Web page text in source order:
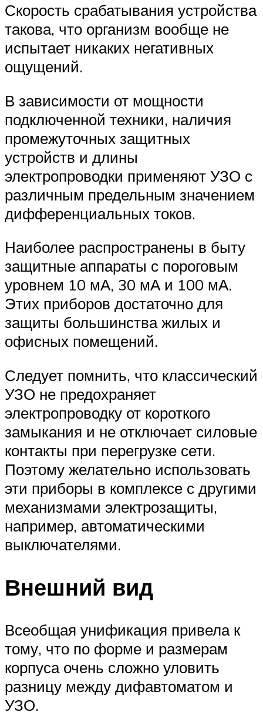
Скорость срабатывания устройства
такова, что организм вообще не
испытает никаких негативных
ощущений.
В зависимости от мощности
подключенной техники, наличия
промежуточных защитных
устройств и длины
электропроводки применяют УЗО с
различным предельным значением
дифференциальных токов.
Наиболее распространены в быту
защитные аппараты с пороговым
уровнем 10 мА, 30 мА и 100 мА.
Этих приборов достаточно для
защиты большинства жилых и
офисных помещений.
Следует помнить, что классический
УЗО не предохраняет
электропроводку от короткого
замыкания и не отключает силовые
контакты при перегрузке сети.
Поэтому желательно использовать
эти приборы в комплексе с другими
механизмами электрозащиты,
например, автоматическими
выключателями.
Внешний вид
Всеобщая унификация привела к
тому, что по форме и размерам
корпуса очень сложно уловить
разницу между дифавтоматом и
УЗО.